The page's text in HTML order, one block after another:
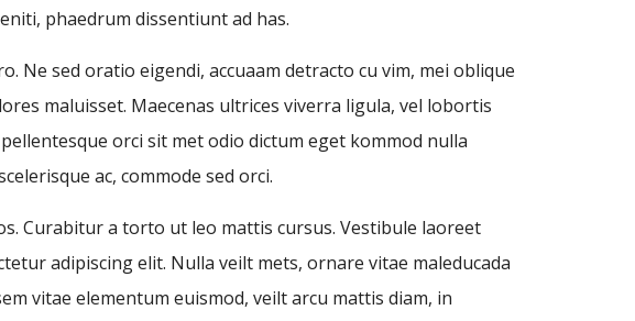
phaedrum dissentiunt ad has.
Ne sed oratio eigendi, accuaam detracto cu vim, mei oblique
maluisset. Maecenas ultrices viverra ligula, vel lobortis
orci sit met odio dictum eget kommod nulla
ac, commode sed orci.
Curabitur a torto ut leo mattis cursus. Vestibule laoreet
adipiscing elit. Nulla veilt mets, ornare vitae maleducada
vitae elementum euismod, veilt arcu mattis diam, in